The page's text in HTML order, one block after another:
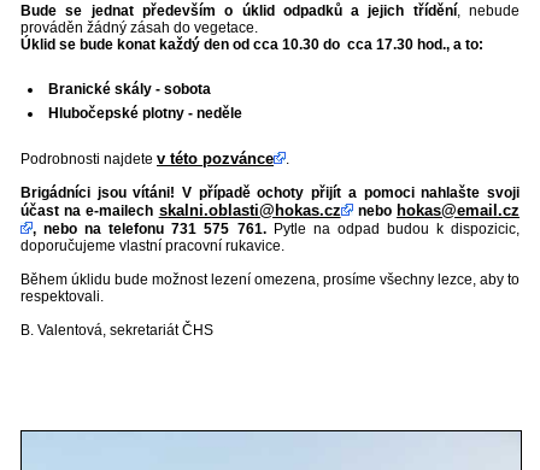
Bude se jednat především o úklid odpadků a jejich třídění, nebude
prováděn žádný zásah do vegetace.
Úklid se bude konat každý den od cca 10.30 do cca 17.30 hod., a to:
Branické skály - sobota
Hlubočepské plotny - neděle
Podrobnosti najdete v této pozvánce
.
Brigádníci jsou vítáni! V případě ochoty přijít a pomoci nahlašte svoji
účast na e-mailech skalni.oblasti@hokas.cz nebo hokas@email.cz
, nebo na telefonu 731 575 761.Pytle na odpad budou k dispozicic,
doporučujeme vlastní pracovní rukavice.
Během úklidu bude možnost lezení omezena, prosíme všechny lezce, aby to
respektovali.
B. Valentová, sekretariát ČHS